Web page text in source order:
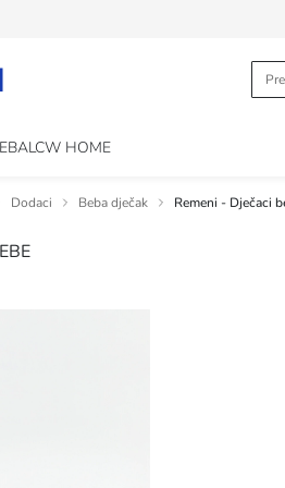
LCW HOME
Dodaci Beba dječak Remeni - Dječaci